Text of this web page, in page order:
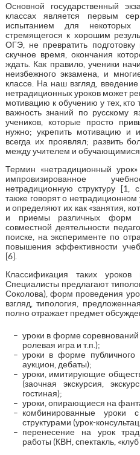
Основной государственный
классах является первым
испытанием для некоторых
стремящегося к хорошим
ОГЭ, не превратить
скучное время, окончания
ждать. Как правило, ученики
неизбежного экзамена, и
классе. На наш взгляд,
нетрадиционных уроков может
мотивацию к обучению у тех, кто
важность знаний по русскому
учеников, которые просто
нужно; укрепить мотивацию и
всегда их проявлял; развить
между учителем и обучающимися.
Термин «нетрадиционный
импровизированное
нетрадиционную структуру [1,
также говорят о
и определяют их как «занятия,
и приемы различных форм
совместной деятельности
поиске, на эксперименте по
повышения эффективности
[6].
Классификация таких уроков
Специалисты предлагают
Соколова), форм проведения
взгляд, типология,
полно отражает предмет
уроки в форме соревнований
ролевая игра и т.п.);
уроки в форме публичного
аукцион, дебаты);
уроки, имитирующие
(заочная экскурсия,
гостиная);
уроки, опирающиеся на
комбинированные уроки
структурами (урок-
перенесение на урок
работы (КВН, спектакль, «клуб